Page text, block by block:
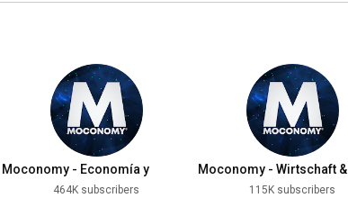
Moconomy - Economía y
Finanzas464K subscribers
Moconomy - Wirtschaft &
Finanzen115K subscribers